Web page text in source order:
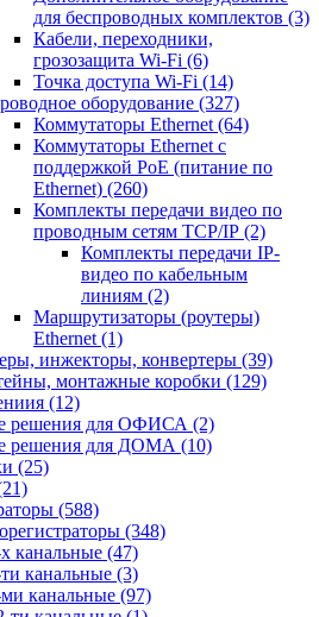
для беспроводных комплектов (3)
Кабели, переходники,
грозозащита Wi-Fi (6)
Точка доступа Wi-Fi (14)
оборудование (327)
Коммутаторы Ethernet (64)
Коммутаторы Ethernet с
поддержкой PoE (питание по
Ethernet) (260)
Комплекты передачи видео по
проводным сетям TCP/IP (2)
Комплекты передачи IP-
видео по кабельным
линиям (2)
Маршрутизаторы (роутеры)
Ethernet (1)
инжекторы, конвертеры (39)
монтажные коробки (129)
(12)
решения для ОФИСА (2)
решения для ДОМА (10)
(25)
(588)
(348)
канальные (47)
канальные (3)
канальные (97)